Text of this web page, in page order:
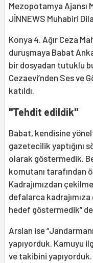
Mezopotamya Ajansı
JİNNEWS Muhabiri
Konya 4. Ağır Ceza
duruşmaya Babat
bir dosyadan tutuklu
Cezaevi’nden Ses ve
katıldı.
"Tehdit edildik"
Babat, kendisine
gazetecilik yaptığını
olarak göstermedik.
komutanı tarafından
Kadrajımızdan
defalarca
hedef göstermedik”
Arslan ise
yapıyorduk. Kamuyu
ve takibini